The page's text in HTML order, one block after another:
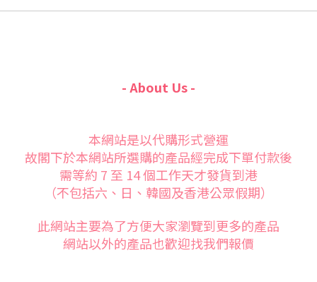
- About Us -
本網站是以代購形式營運
故閣下於本網站所選購的產品經完成下單付款後
需等約 7 至 14 個工作天才發貨到港
（不包括六、日、韓國及香港公眾假期）
此網站主要為了方便大家瀏覽到更多的產品
網站以外的產品也歡迎找我們報價